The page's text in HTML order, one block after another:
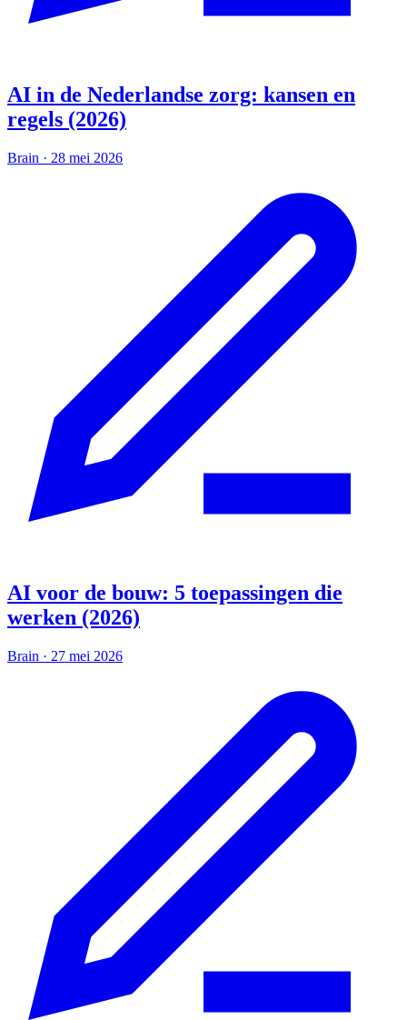
AI in de Nederlandse zorg: kansen en
regels (2026)
Brain · 28 mei 2026
AI voor de bouw: 5 toepassingen die
werken (2026)
Brain · 27 mei 2026